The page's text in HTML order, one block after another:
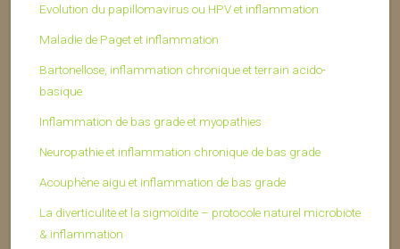
Evolution du papillomavirus ou HPV et inflammation
Maladie de Paget et inflammation
Bartonellose, inflammation chronique et terrain acido-
basique
Inflammation de bas grade et myopathies
Neuropathie et inflammation chronique de bas grade
Acouphène aigu et inflammation de bas grade
La diverticulite et la sigmoïdite – protocole naturel microbiote
& inflammation